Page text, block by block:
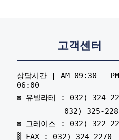
고객센터
상담시간 | AM 09:30 - PM
06:00
☎ 유빌라테 : 032) 324-
032) 325-
☎ 그레이스 : 032) 322-
▒ FAX : 032) 324-2270